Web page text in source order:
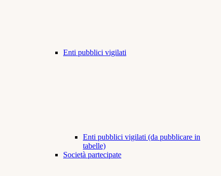
Enti pubblici vigilati
Enti pubblici vigilati (da pubblicare in
tabelle)
Società partecipate